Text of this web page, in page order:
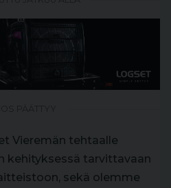
Vieremän tehtaalle
kehityksessä tarvittavaan
sekä olemme